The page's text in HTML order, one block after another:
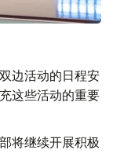
边活动的日程安
这些活动的重要
将继续开展积极